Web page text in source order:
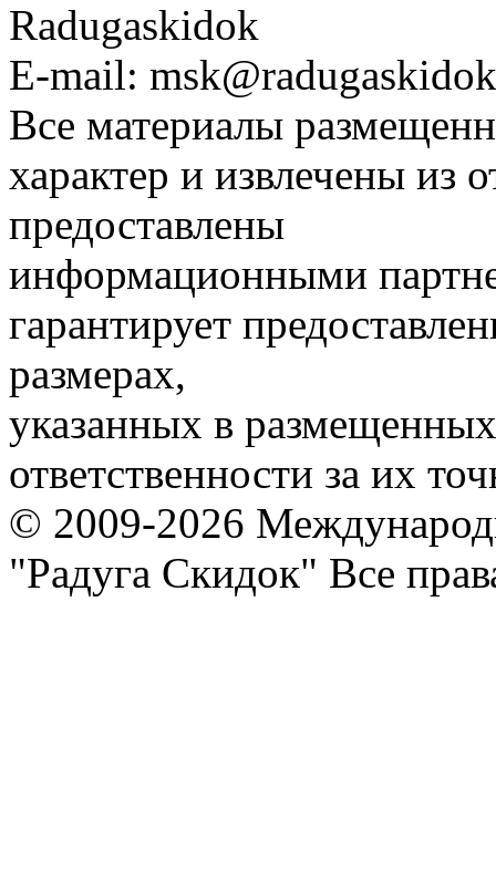
Radugaskidok
E-mail:
Все материалы
характер и извлечены из
предоставлены
информационными
гарантирует
размерах,
указанных в
ответственности за их
© 2009-2026
"Радуга Скидок" Все